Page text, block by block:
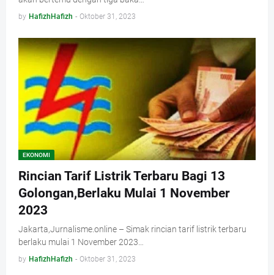
by HafizhHafizh - Oktober 31, 2023
EKONOMI
Rincian Tarif Listrik Terbaru Bagi 13
Golongan,Berlaku Mulai 1 November
2023
Jakarta,Jurnalisme.online – Simak rincian tarif listrik terbaru
berlaku mulai 1 November 2023…
by HafizhHafizh - Oktober 31, 2023